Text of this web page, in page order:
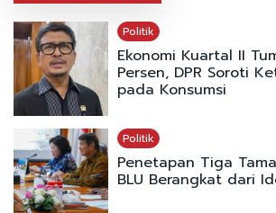
Politik
Ekonomi Kuartal II
Persen, DPR Soroti
pada Konsumsi
Politik
Penetapan Tiga
BLU Berangkat dari